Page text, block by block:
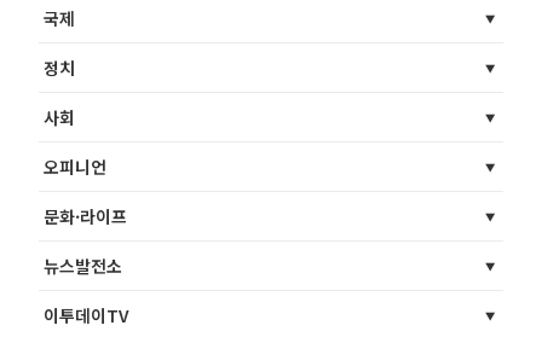
국제
정치
사회
오피니언
문화·라이프
뉴스발전소
이투데이TV